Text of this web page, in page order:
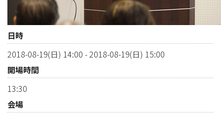
日時
2018-08-19(日) 14:00 -2018-08-19(日) 15:00
開場時間
13:30
会場